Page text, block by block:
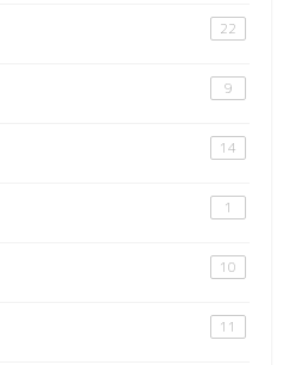
22
9
14
1
10
11